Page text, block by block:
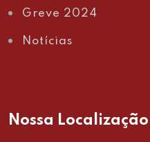
Greve 2024
Notícias
Nossa Localização